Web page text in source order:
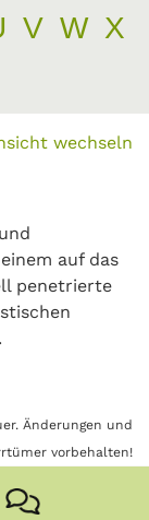
V W X
wechseln
auf das
penetrierte
Änderungen und
vorbehalten!